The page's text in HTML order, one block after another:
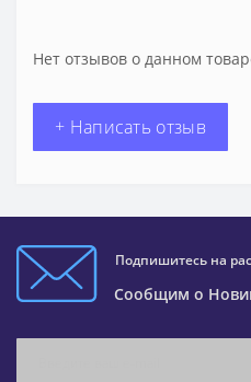
Нет отзывов о данном
+ Написать отзыв
Подпишитесь на
Сообщим о